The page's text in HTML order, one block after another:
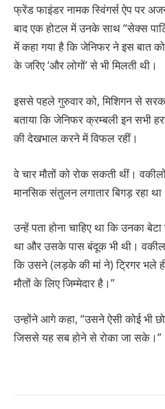
फ्रेंड फाइंडर नामक स्विंगर्स ऐप पर
बाद एक होटल में उनके साथ “सेक्स
में कहा गया है कि जेनिफर ने इस बात
के जरिए ‘और लोगों’ से भी मिलती थी।
इससे पहले गुरुवार को, मिशिगन से
बताया कि जेनिफर क्रम्बली इन सभी
की देखभाल करने में विफल रहीं।
वे चार मौतों को रोक सकती थीं।
मानसिक संतुलन लगातार बिगड़ रहा
उन्हें पता होना चाहिए था कि उनका
था और उसके पास बंदूक भी थी।
कि उसने (लड़के की मां ने) ट्रिगर भले
मौतों के लिए जिम्मेदार है।”
उन्होंने आगे कहा, “उसने ऐसी कोई भी
जिससे यह सब होने से रोका जा सके।”